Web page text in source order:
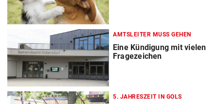
AMTSLEITER MUSS GEHEN
Eine Kündigung mit vielen
Fragezeichen
5. JAHRESZEIT IN GOLS